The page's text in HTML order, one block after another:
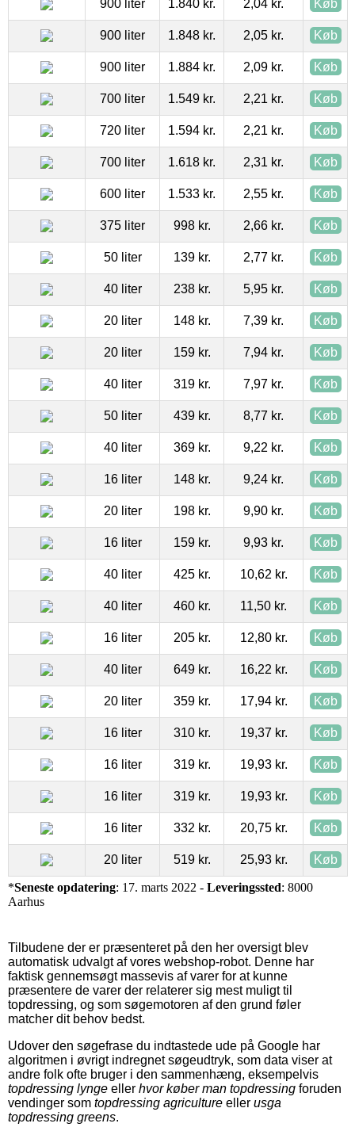
900 liter 1.840 kr. 2,04 kr. Køb
900 liter 1.848 kr. 2,05 kr. Køb
900 liter 1.884 kr. 2,09 kr. Køb
700 liter 1.549 kr. 2,21 kr. Køb
720 liter 1.594 kr. 2,21 kr. Køb
700 liter 1.618 kr. 2,31 kr. Køb
600 liter 1.533 kr. 2,55 kr. Køb
375 liter 998 kr. 2,66 kr. Køb
50 liter 139 kr. 2,77 kr. Køb
40 liter 238 kr. 5,95 kr. Køb
20 liter 148 kr. 7,39 kr. Køb
20 liter 159 kr. 7,94 kr. Køb
40 liter 319 kr. 7,97 kr. Køb
50 liter 439 kr. 8,77 kr. Køb
40 liter 369 kr. 9,22 kr. Køb
16 liter 148 kr. 9,24 kr. Køb
20 liter 198 kr. 9,90 kr. Køb
16 liter 159 kr. 9,93 kr. Køb
40 liter 425 kr. 10,62 kr. Køb
40 liter 460 kr. 11,50 kr. Køb
16 liter 205 kr. 12,80 kr. Køb
40 liter 649 kr. 16,22 kr. Køb
20 liter 359 kr. 17,94 kr. Køb
16 liter 310 kr. 19,37 kr. Køb
16 liter 319 kr. 19,93 kr. Køb
16 liter 319 kr. 19,93 kr. Køb
16 liter 332 kr. 20,75 kr. Køb
20 liter 519 kr. 25,93 kr. Køb
*Seneste opdatering: 17. marts 2022 - Leveringssted: 8000
Aarhus
Tilbudene der er præsenteret på den her oversigt blev
automatisk udvalgt af vores webshop-robot. Denne har
faktisk gennemsøgt massevis af varer for at kunne
præsentere de varer der relaterer sig mest muligt til
topdressing, og som søgemotoren af den grund føler
matcher dit behov bedst.
Udover den søgefrase du indtastede ude på Google har
algoritmen i øvrigt indregnet søgeudtryk, som data viser at
andre folk ofte bruger i den sammenhæng, eksempelvis
topdressing lynge eller hvor køber man topdressing foruden
vendinger som topdressing agriculture eller usga
topdressing greens.